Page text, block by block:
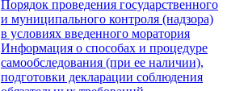
Порядок проведения государственного
и муниципального контроля (надзора)
в условиях введенного моратория
Информация о способах и процедуре
самообследования (при ее наличии),
подготовки декларации соблюдения